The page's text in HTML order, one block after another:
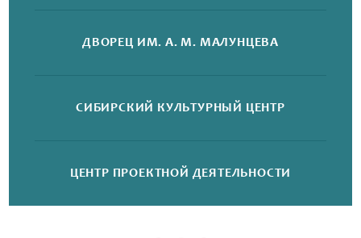
ДВОРЕЦ ИМ. А. М. МАЛУНЦЕВА
СИБИРСКИЙ КУЛЬТУРНЫЙ ЦЕНТР
ЦЕНТР ПРОЕКТНОЙ ДЕЯТЕЛЬНОСТИ